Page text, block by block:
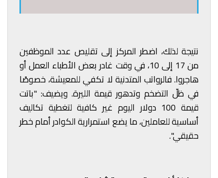
نتيجة لذلك، اضطر المركز إلى تقليص عدد الموظفين
من 17 إلى 10، في وقت غادر بعض الأطباء العمل أو
هاجروا. فالرواتب المتدنية لا تكفي للمعيشة، خصوصًا
في ظلّ التضخم وتدهور قيمة الليرة. ويضيف: "باتت
قيمة 100 دولار اليوم غير كافية لتغطية تكاليف
أساسية للعاملين، ما يضع استمرارية الكوادر أمام خطر
حقيقي".